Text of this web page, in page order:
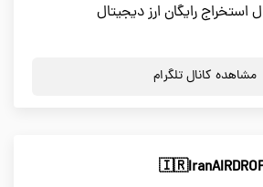
استخراج رایگان ارز دیجیتال
مشاهده کانال تلگرام